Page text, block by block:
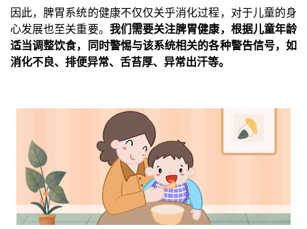
因此，脾胃系统的健康不仅仅关乎消化过程，对于儿童的身
心发展也至关重要。 我们需要关注脾胃健康，根据儿童年龄
适当调整饮食，同时警惕与该系统相关的各种警告信号，如
消化不良、排便异常、舌苔厚、异常出汗等。